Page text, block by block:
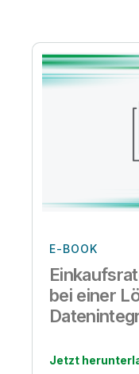
E-BOOK
bei einer
Jetzt